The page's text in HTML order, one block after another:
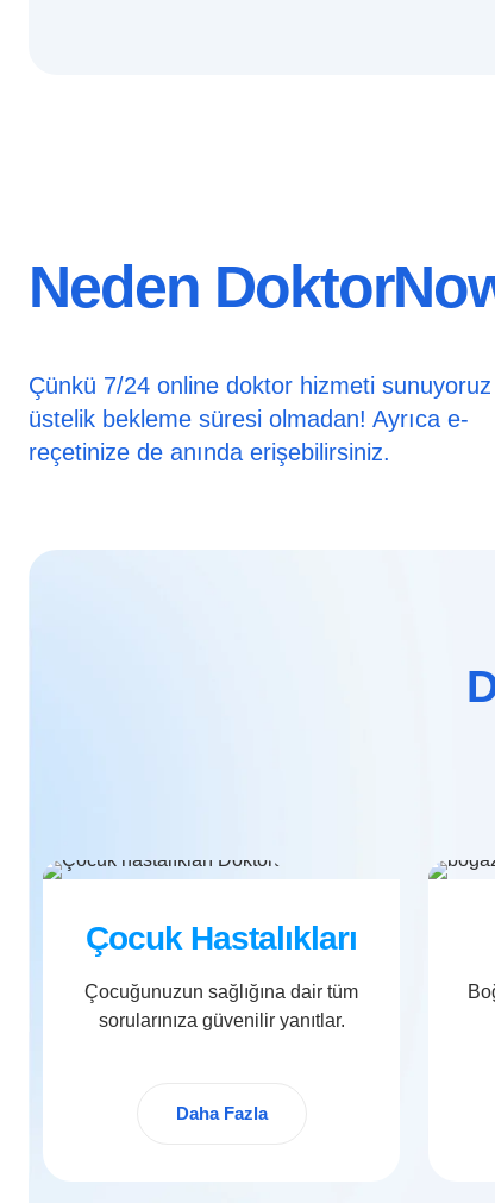
Neden
Çünkü 7/24 online doktor hizmeti sunuyoruz
üstelik bekleme süresi olmadan! Ayrıca e-
reçetinize de anında erişebilirsiniz.
Çocuk Hastalıkları
Çocuğunuzun sağlığına dair tüm
sorularınıza güvenilir yanıtlar.
Daha Fazla